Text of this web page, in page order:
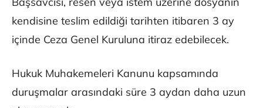
kendisine teslim edildiği tarihten itibaren 3 ay
içinde Ceza Genel Kuruluna itiraz edebilecek.
Hukuk Muhakemeleri Kanunu kapsamında
duruşmalar arasındaki süre 3 aydan daha uzun